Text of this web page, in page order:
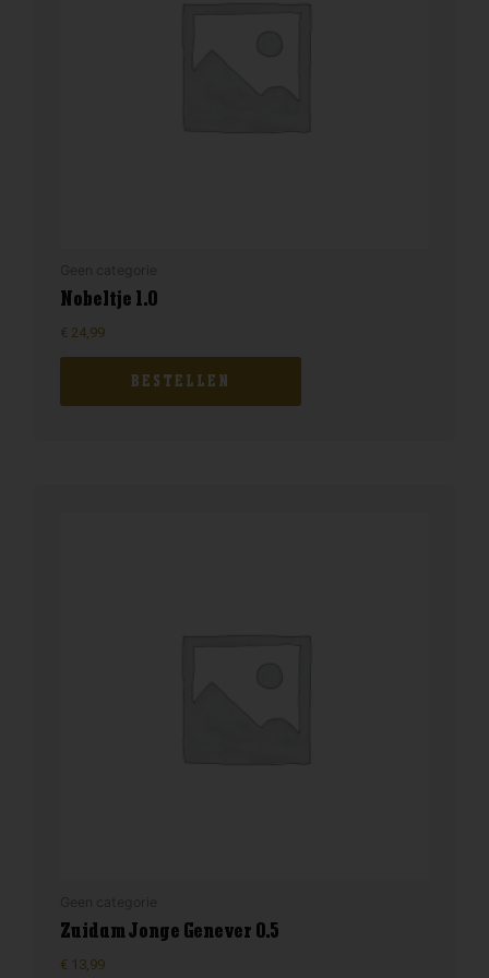
Nobeltje 1.0
€ 24,99
BESTELLEN
Zuidam Jonge Genever 0.5
€ 13,99